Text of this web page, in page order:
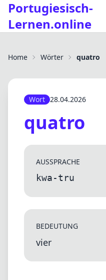
Portugiesisch-
Lernen.online
Home Wörter quatro
Wort 28.04.2026
quatro
AUSSPRACHE
kwa-tru
BEDEUTUNG
vier